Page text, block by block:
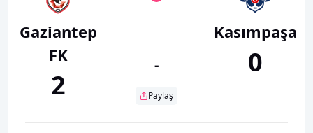
Gaziantep
FK
2
-
Paylaş
Kasımpaşa
0